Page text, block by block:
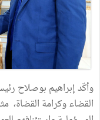
وأكّد إبراهيم بوصلاح
القضاء وكرامة القضاة،